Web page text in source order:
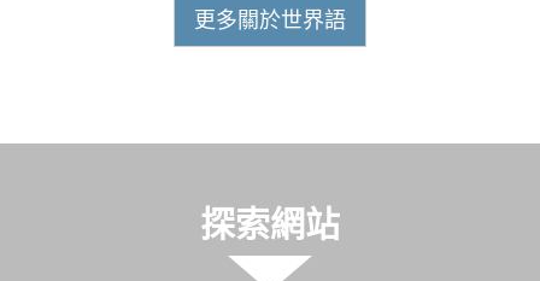
更多關於世界語
探索網站